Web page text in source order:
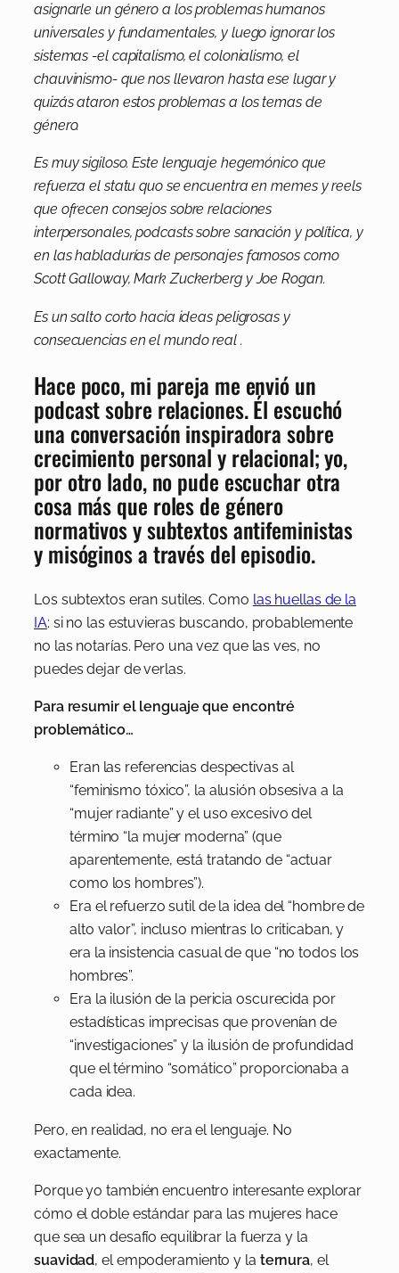
asignarle un género a los problemas humanos
universales y fundamentales, y luego ignorar los
sistemas -el capitalismo, el colonialismo, el
chauvinismo- que nos llevaron hasta ese lugar y
quizás ataron estos problemas a los temas de
género.
Es muy sigiloso. Este lenguaje hegemónico que
refuerza el statu quo se encuentra en memes y reels
que ofrecen consejos sobre relaciones
interpersonales, podcasts sobre sanación y política, y
en las habladurías de personajes famosos como
Scott Galloway, Mark Zuckerberg y Joe Rogan.
Es un salto corto hacia ideas peligrosas y
consecuencias en el mundo real .
Hace poco, mi pareja me envió un
podcast sobre relaciones. Él escuchó
una conversación inspiradora sobre
crecimiento personal y relacional; yo,
por otro lado, no pude escuchar otra
cosa más que roles de género
normativos y subtextos antifeministas
y misóginos a través del episodio.
Los subtextos eran sutiles. Como las huellas de la
IA: si no las estuvieras buscando, probablemente
no las notarías. Pero una vez que las ves, no
puedes dejar de verlas.
Para resumir el lenguaje que encontré
problemático…
Eran las referencias despectivas al
“feminismo tóxico”, la alusión obsesiva a la
“mujer radiante” y el uso excesivo del
término “la mujer moderna” (que
aparentemente, está tratando de “actuar
como los hombres”).
Era el refuerzo sutil de la idea del “hombre de
alto valor”, incluso mientras lo criticaban, y
era la insistencia casual de que “no todos los
hombres”.
Era la ilusión de la pericia oscurecida por
estadísticas imprecisas que provenían de
“investigaciones” y la ilusión de profundidad
que el término “somático” proporcionaba a
cada idea.
Pero, en realidad, no era el lenguaje. No
exactamente.
Porque yo también encuentro interesante explorar
cómo el doble estándar para las mujeres hace
que sea un desafío equilibrar la fuerza y la
suavidad, el empoderamiento y la ternura, el